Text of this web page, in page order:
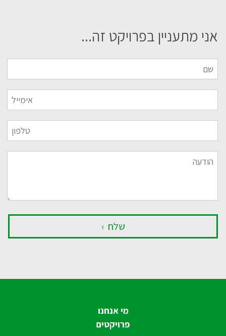
אני מתעניין בפרויקט זה...
מי אנחנו
פרויקטים